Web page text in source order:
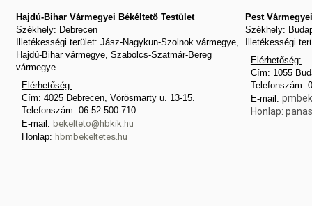
Hajdú-Bihar Vármegyei Békéltető Testület
Székhely: Debrecen
Illetékességi terület: Jász-Nagykun-Szolnok vármegye,
Hajdú-Bihar vármegye, Szabolcs-Szatmár-Bereg
vármegye
Elérhetőség:
Cím: 4025 Debrecen, Vörösmarty u. 13-15.
Telefonszám: 06-52-500-710
E-mail: bekelteto@hbkik.hu
Honlap: hbmbekeltetes.hu
Pest
Székhely:
Illetékességi
Elérhetőség:
Cím: 1055
Telefonszám:
E-mail:
Honlap: